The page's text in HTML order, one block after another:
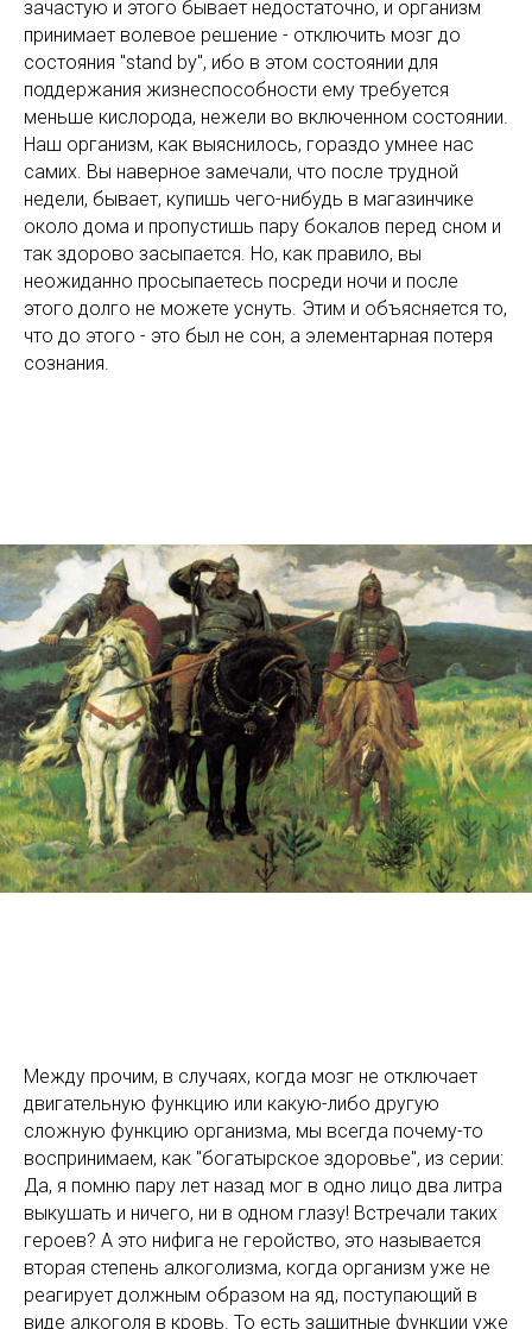
зачастую и этого бывает недостаточно, и организм
принимает волевое решение - отключить мозг до
состояния "stand by", ибо в этом состоянии для
поддержания жизнеспособности ему требуется
меньше кислорода, нежели во включенном состоянии.
Наш организм, как выяснилось, гораздо умнее нас
самих. Вы наверное замечали, что после трудной
недели, бывает, купишь чего-нибудь в магазинчике
около дома и пропустишь пару бокалов перед сном и
так здорово засыпается. Но, как правило, вы
неожиданно просыпаетесь посреди ночи и после
этого долго не можете уснуть. Этим и объясняется то,
что до этого - это был не сон, а элементарная потеря
сознания.
Между прочим, в случаях, когда мозг не отключает
двигательную функцию или какую-либо другую
сложную функцию организма, мы всегда почему-то
воспринимаем, как "богатырское здоровье", из серии:
Да, я помню пару лет назад мог в одно лицо два литра
выкушать и ничего, ни в одном глазу! Встречали таких
героев? А это нифига не геройство, это называется
вторая степень алкоголизма, когда организм уже не
реагирует должным образом на яд, поступающий в
виде алкоголя в кровь. То есть защитные функции уже